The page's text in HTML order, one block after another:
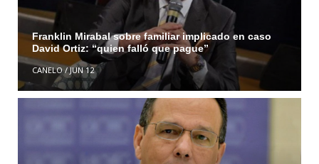
Franklin Mirabal sobre familiar implicado en caso
David Ortiz: “quien falló que pague”
CANELO/JUN 12